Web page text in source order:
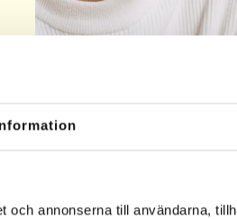
annonserna till användarna,